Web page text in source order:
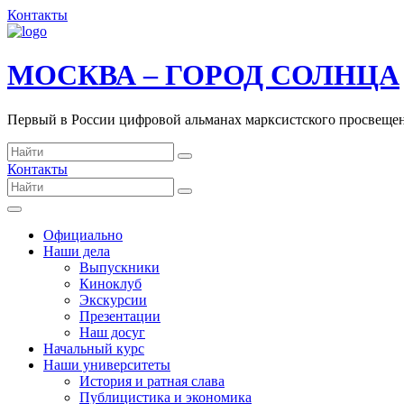
Контакты
МОСКВА – ГОРОД СОЛНЦА
Первый в России цифровой альманах марксистского
Контакты
Официально
Наши дела
Выпускники
Киноклуб
Экскурсии
Презентации
Наш досуг
Начальный курс
Наши университеты
История и ратная слава
Публицистика и экономика